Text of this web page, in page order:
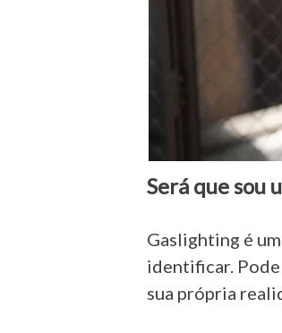
Será que sou
Gaslighting é
identificar.
sua própria